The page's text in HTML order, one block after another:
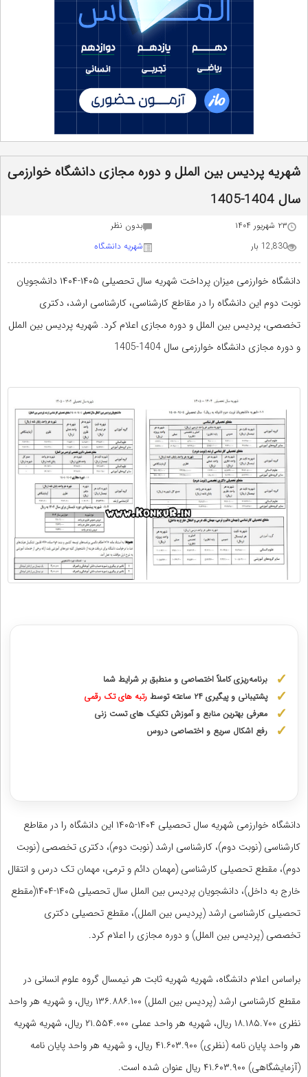
شهریه پردیس بین الملل و دوره مجازی دانشگاه خوارزمی
سال 1404-1405
۲۳ شهریور ۱۴۰۴
بدون نظر
12,830 بار
شهریه دانشگاه
دانشگاه خوارزمی میزان پرداخت شهریه سال تحصیلی ۱۴۰۵-۱۴۰۴ دانشجویان
نوبت دوم این دانشگاه را در مقاطع کارشناسی، کارشناسی ارشد، دکتری
تخصصی، پردیس بین الملل و دوره مجازی اعلام کرد. شهریه پردیس بین الملل
و دوره مجازی دانشگاه خوارزمی سال 1404-1405
برنامه‌ریزی کاملاً اختصاصی و منطبق بر شرایط شما
پشتیبانی و پیگیری ۲۴ ساعته توسط
رتبه‌ های تک رقمی
معرفی بهترین منابع و آموزش تکنیک های تست زنی
رفع اشکال سریع و اختصاصی دروس
دانشگاه خوارزمی شهریه سال تحصیلی ۱۴۰۴-۱۴۰۵ این دانشگاه را در مقاطع
کارشناسی (نوبت دوم)، کارشناسی ارشد (نوبت دوم)، دکتری تخصصی (نوبت
دوم)، مقطع تحصیلی کارشناسی (مهمان دائم و ترمی، مهمان تک درس و انتقال
خارج به داخل)، دانشجویان پردیس بین الملل سال تحصیلی ۱۴۰۵-۱۴۰۴(مقطع
تحصیلی کارشناسی ارشد (پردیس بین الملل)، مقطع تحصیلی دکتری
تخصصی (پردیس بین الملل) و دوره مجازی را اعلام کرد.
براساس اعلام دانشگاه، شهریه شهریه ثابت هر نیمسال گروه علوم انسانی در
مقطع کارشناسی ارشد (پردیس بین الملل) ۱۳۶.۸۸۶.۱۰۰ ریال، و شهریه هر واحد
نظری ۱۸.۱۸۵.۷۰۰ ریال، شهریه هر واحد عملی ۲۱.۵۵۴.۰۰۰ ریال، شهریه شهریه
هر واحد پایان نامه (نظری) ۴۱.۶۰۳.۹۰۰ ریال، و شهریه هر واحد پایان نامه
(آزمایشگاهی) ۴۱.۶۰۳.۹۰۰ ریال عنوان شده است.